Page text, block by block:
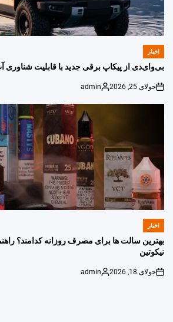
POSTED
اخبار
بی‌وای‌دی از پیکاپ برقی جدید با قابلیت شناوری
on
جولای 25, 2026
Posted
admin
POSTED
اخبار
بهترین سالت ها برای مصرف روزانه کدامند؟
نیکوتین
on
جولای 18, 2026
Posted
admin